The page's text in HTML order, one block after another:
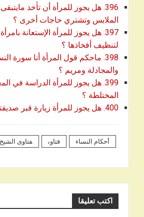
396. هل يجوز للمرأة أن تأخذ
الملابس وتشتري حاجات أخرى ؟
397. هل يجوز للمرأة الإستعانة
لتنظيف أفخاذها ؟
398. ماحكم قول المرأة أنا سورة
والمجادلة ومريم ؟
399. هل يجوز للمرأة الدراسة في
المختلطة ؟
400. هل يجوز للمرأة زيارة قبر صديقتها ؟
أحكام النساء فتاوى فتاوى
اكتب تعليقا